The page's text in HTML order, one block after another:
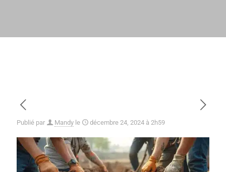
Publié par Mandy le décembre 24, 2024 à 2h59